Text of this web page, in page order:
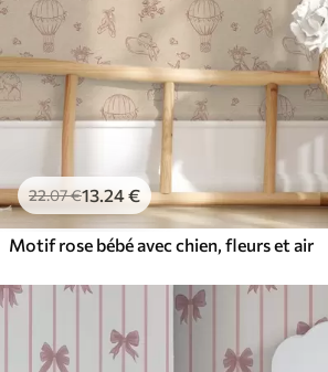
22.07€13.24€
Motif rose bébé avec chien, fleurs et air